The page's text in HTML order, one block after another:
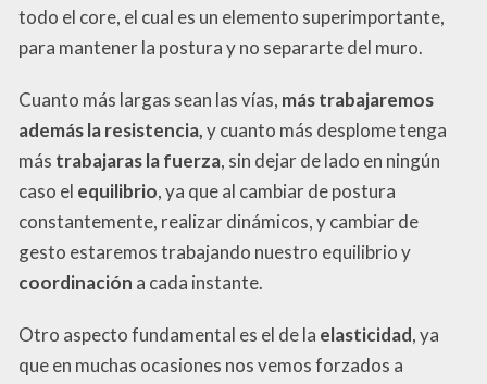
todo el core, el cual es un elemento superimportante,
para mantener la postura y no separarte del muro.
Cuanto más largas sean las vías, más trabajaremos
además la resistencia,y cuanto más desplome tenga
más trabajaras la fuerza, sin dejar de lado en ningún
caso el equilibrio, ya que al cambiar de postura
constantemente, realizar dinámicos, y cambiar de
gesto estaremos trabajando nuestro equilibrio y
coordinación a cada instante.
Otro aspecto fundamental es el de la elasticidad, ya
que en muchas ocasiones nos vemos forzados a